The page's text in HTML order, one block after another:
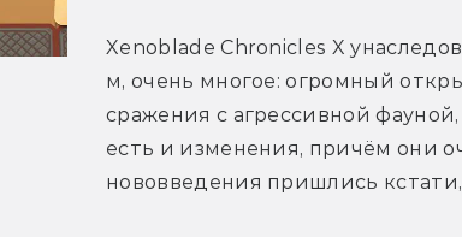
Xenoblade Chronicles X
м, очень многое: огромный
сражения с агрессивной фауной,
есть и изменения, причём они
нововведения пришлись